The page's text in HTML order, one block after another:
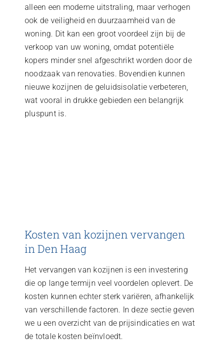
alleen een moderne uitstraling, maar verhogen
ook de veiligheid en duurzaamheid van de
woning. Dit kan een groot voordeel zijn bij de
verkoop van uw woning, omdat potentiële
kopers minder snel afgeschrikt worden door de
noodzaak van renovaties. Bovendien kunnen
nieuwe kozijnen de geluidsisolatie verbeteren,
wat vooral in drukke gebieden een belangrijk
pluspunt is.
Kosten van kozijnen vervangen
in Den Haag
Het vervangen van kozijnen is een investering
die op lange termijn veel voordelen oplevert. De
kosten kunnen echter sterk variëren, afhankelijk
van verschillende factoren. In deze sectie geven
we u een overzicht van de prijsindicaties en wat
de totale kosten beïnvloedt.